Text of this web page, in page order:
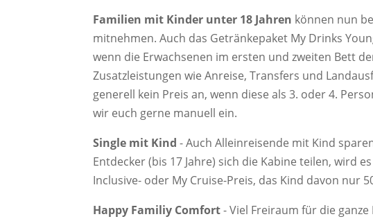
Familien mit Kinder unter 18 Jahren können nun
mitnehmen. Auch das Getränkepaket My Drinks
wenn die Erwachsenen im ersten und zweiten Bett
Zusatzleistungen wie Anreise, Transfers und
generell kein Preis an, wenn diese als 3. oder 4.
wir euch gerne manuell ein.
Single mit Kind - Auch Alleinreisende mit Kind
Entdecker (bis 17 Jahre) sich die Kabine teilen, wird
Inclusive- oder My Cruise-Preis, das Kind davon nur
Happy Familiy Comfort- Viel Freiraum für die